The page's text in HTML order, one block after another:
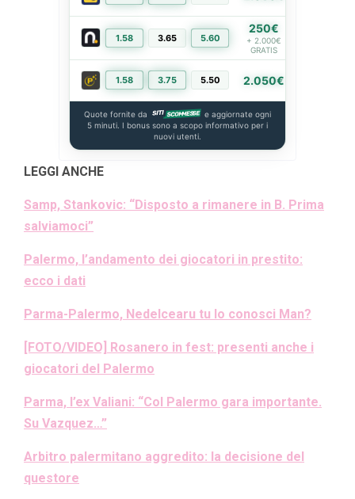
1.58 3.65 5.60
250€
+ 2.000€
GRATIS
1.58 3.75 5.50 2.050€
Quote fornite da
e aggiornate ogni
5 minuti. I bonus sono a scopo informativo per i
nuovi utenti.
LEGGI ANCHE
Samp, Stankovic: “Disposto a rimanere in B. Prima
salviamoci”
Palermo, l’andamento dei giocatori in prestito:
ecco i dati
Parma-Palermo, Nedelcearu tu lo conosci Man?
[FOTO/VIDEO] Rosanero in fest: presenti anche i
giocatori del Palermo
Parma, l’ex Valiani: “Col Palermo gara importante.
Su Vazquez…”
Arbitro palermitano aggredito: la decisione del
questore